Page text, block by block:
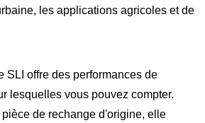
les applications agricoles et de
SLI offre des performances de
lesquelles vous pouvez compter.
de rechange d'origine, elle